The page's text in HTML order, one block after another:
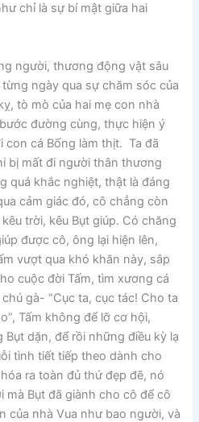
chỉ là sự bí mật giữa hai
người, thương động vật sâu
ngày qua sự chăm sóc của
tò mò của hai mẹ con nhà
đường cùng, thực hiện ý
con cá Bống làm thịt. Ta đã
bị mất đi người thân thương
quá khắc nghiệt, thật là đáng
cảm giác đó, cô chẳng còn
trời, kêu Bụt giúp. Có chăng
được cô, ông lại hiện lên,
vượt qua khó khăn này, sắp
cuộc đời Tấm, tìm xương cá
gà- “Cục ta, cục tác! Cho ta
Tấm không để lỡ cơ hội,
dặn, để rồi những điều kỳ lạ
tình tiết tiếp theo dành cho
ra toàn đủ thứ đẹp đẽ, nó
mà Bụt đã giành cho cô để cô
của nhà Vua như bao người, và